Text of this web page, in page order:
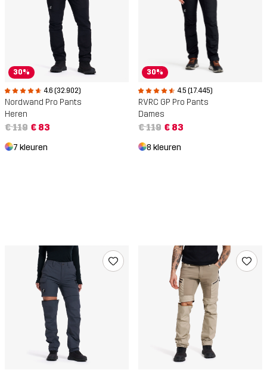
30%
4.6 (32.902)
Nordwand Pro Pants
Heren
€ 119 € 83
7 kleuren
30%
4.5 (17.445)
RVRC GP Pro Pants
Dames
€ 119 € 83
8 kleuren